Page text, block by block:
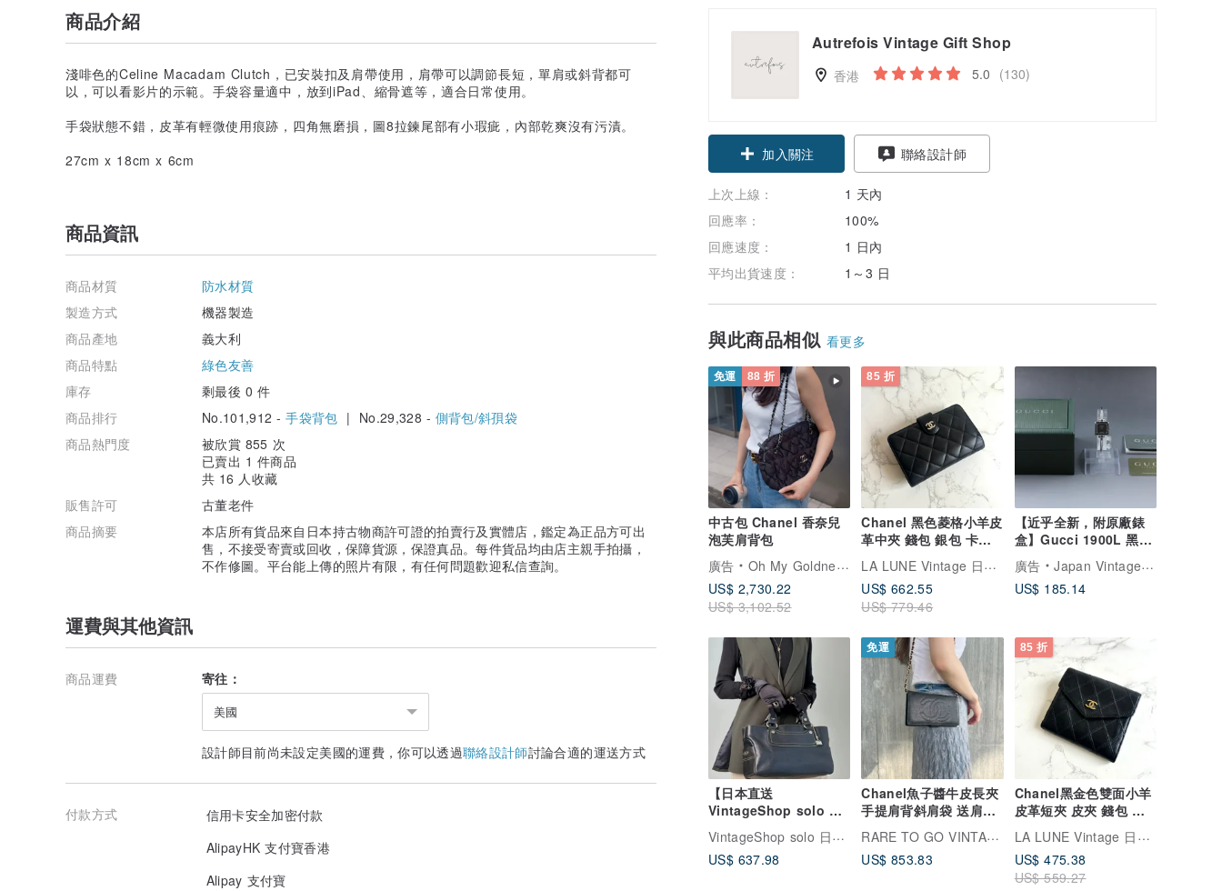
Autrefois Vintage Gift Shop
香港 5.0 (130)
領優惠券
加入關注
聯絡設計師
上次上線：
1 天內
回應率：
100%
回應速度：
1 日內
平均出貨速度：
1～3 日
與此商品相似 看更多
免運 88 折
中古包 Chanel 香奈兒
泡芙肩背包
廣告
Oh My Goldness Vintage 持牌鑑定師的中古選物店
US$ 2,730.22
US$ 3,102.52
85 折
Chanel 黑色菱格小羊皮
革中夾 錢包 銀包 卡片
LA LUNE Vintage 日本鑑證古董品選物店
US$ 662.55
US$ 779.46
【近乎全新，附原廠錶
盒】Gucci 1900L 黑色
銀面 方形石英女錶
廣告
Japan Vintage Watches｜日本中古名錶專賣店
US$ 185.14
【日本直送
VintageShop solo 名
牌中古包】CELINE 黑
色 Triomphe 皮革
Boogie 手提包 附吊飾
VintageShop solo 日本直送中古包專賣店
US$ 637.98
免運
Chanel魚子醬牛皮長夾
手提肩背斜肩袋 送肩帶
保證卡 原裝盒 中古
RARE TO GO VINTAGE 日出中古研究所 | 中古名牌選品店
US$ 853.83
85 折
Chanel黑金色雙面小羊
皮革短夾 皮夾 錢包 中
古包 古董包 二手包
LA LUNE Vintage 日本鑑證古董品選物店
US$ 475.38
US$ 559.27
商品介紹
淺啡色的Celine Macadam Clutch，已安裝扣及肩帶使用，肩帶可以調節長短，單肩或斜背都可
以，可以看影片的示範。手袋容量適中，放到iPad、縮骨遮等，適合日常使用。
手袋狀態不錯，皮革有輕微使用痕跡，四角無磨損，圖8拉鍊尾部有小瑕疵，內部乾爽沒有污漬。
27cm x 18cm x 6cm
商品資訊
商品材質
防水材質
製造方式
機器製造
商品產地
義大利
商品特點
綠色友善
庫存
剩最後 0 件
商品排行
No.101,912 -手袋背包 | No.29,328 - 側背包/斜孭袋
商品熱門度
被欣賞 855 次
已賣出 1 件商品
共 16 人收藏
販售許可
古董老件
商品摘要
本店所有貨品來自日本持古物商許可證的拍賣行及實體店，鑑定為正品方可出
售，不接受寄賣或回收，保障貨源，保證真品。每件貨品均由店主親手拍攝，
不作修圖。平台能上傳的照片有限，有任何問題歡迎私信查詢。
運費與其他資訊
商品運費 寄往：
美國
設計師目前尚未設定美國的運費，你可以透過聯絡設計師討論合適的運送方式
付款方式
信用卡安全加密付款
AlipayHK 支付寶香港
Alipay 支付寶